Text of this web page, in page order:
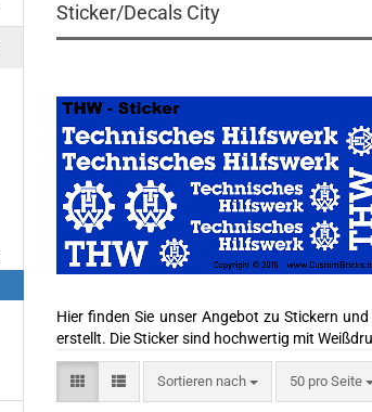
Sticker/Decals City
Hier finden Sie unser Angebot zu Stickern
erstellt. Die Sticker sind hochwertig mit
Sortieren nach 50 pro Seite